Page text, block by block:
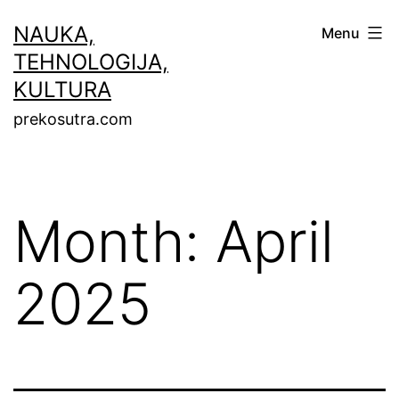
to
content
NAUKA,
TEHNOLOGIJA,
KULTURA
prekosutra.com
Menu
Month: April
2025